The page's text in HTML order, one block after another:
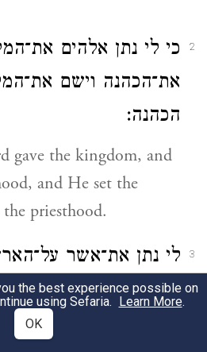
2
כי לי נתן אלהים
את־הכהנה וישם
הכהנה:
gave the kingdom, and
and He set the
priesthood.
3
לי נתן את־אשר
בשמים:
things upon the earth;
the best experience possible on
using Sefaria. Learn More.
OK